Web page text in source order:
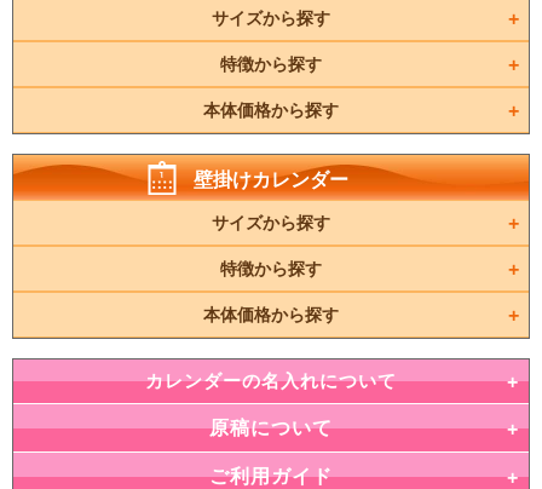
サイズから探す
特徴から探す
本体価格から探す
壁掛けカレンダー
サイズから探す
特徴から探す
本体価格から探す
カレンダーの名入れについて
原稿について
ご利用ガイド